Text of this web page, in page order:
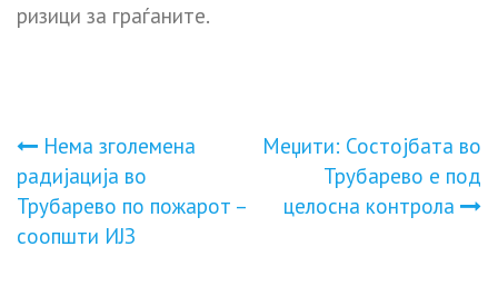
ризици за граѓаните.
Навигација
на
напис
Нема зголемена
радијација во
Трубарево по пожарот –
соопшти ИЈЗ
Меџити: Состојбата во
Трубарево е под
целосна контрола